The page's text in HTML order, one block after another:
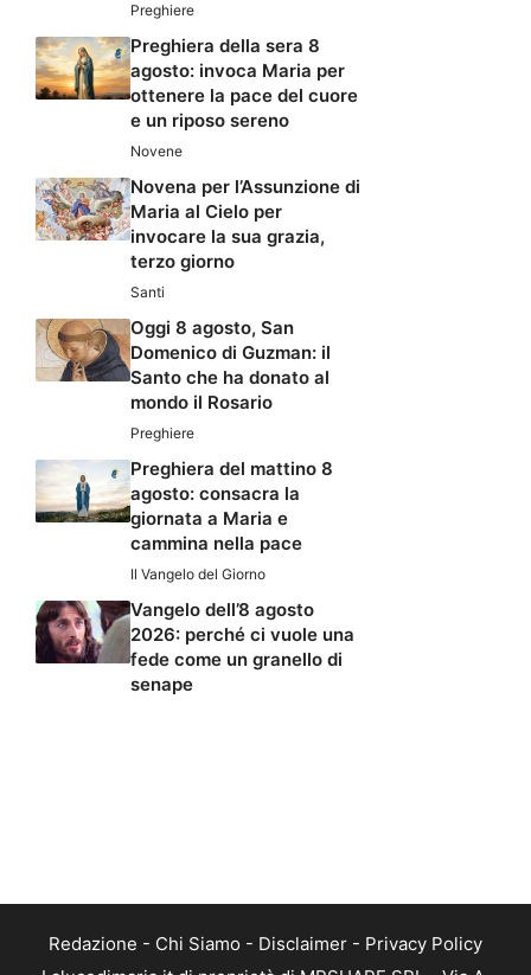
Preghiere
Preghiera della sera 8
agosto: invoca Maria per
ottenere la pace del cuore
e un riposo sereno
Novene
Novena per l’Assunzione di
Maria al Cielo per
invocare la sua grazia,
terzo giorno
Santi
Oggi 8 agosto, San
Domenico di Guzman: il
Santo che ha donato al
mondo il Rosario
Preghiere
Preghiera del mattino 8
agosto: consacra la
giornata a Maria e
cammina nella pace
Il Vangelo del Giorno
Vangelo dell’8 agosto
2026: perché ci vuole una
fede come un granello di
senape
Redazione - Chi Siamo - Disclaimer - Privacy Policy